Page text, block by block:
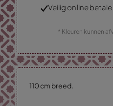
Veilig online
* Kleuren kunnen
110 cm breed.